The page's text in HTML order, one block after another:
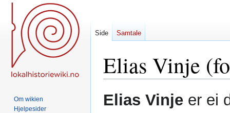
Elias Vinje
Hopp
til
Hopp
til
Elias Vinje er ei
Side Samtale
Om wikien
Hjelpesider